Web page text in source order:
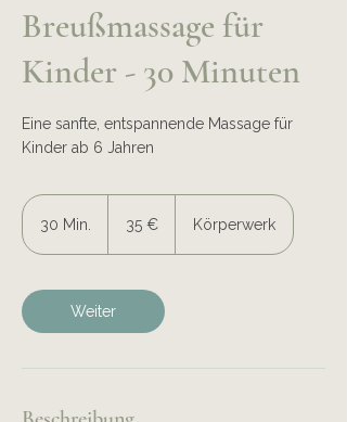
Breußmassage für
Kinder - 30 Minuten
Eine sanfte, entspannende Massage für
Kinder ab 6 Jahren
30 Min.
n
35 € Körperwerk
Weiter